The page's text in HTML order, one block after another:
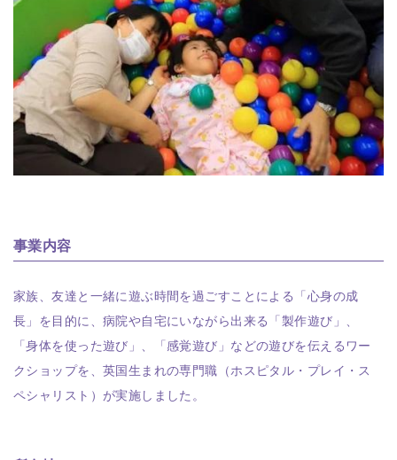
事業内容
家族、友達と一緒に遊ぶ時間を過ごすことによる「心身の成
長」を目的に、病院や自宅にいながら出来る「製作遊び」、
「身体を使った遊び」、「感覚遊び」などの遊びを伝えるワー
クショップを、英国生まれの専門職（ホスピタル・プレイ・ス
ペシャリスト）が実施しました。